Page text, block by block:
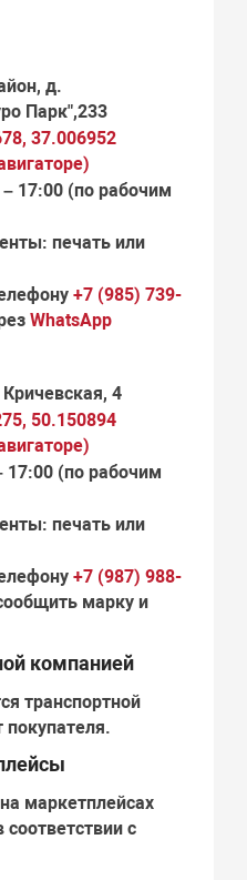
д.
Парк",233
37.006952
– 17:00 (по рабочим
печать или
+7 (985) 739-
WhatsApp
4
50.150894
17:00 (по рабочим
печать или
+7 (987) 988-
марку и
компанией
транспортной
покупателя.
маркетплейсах
с